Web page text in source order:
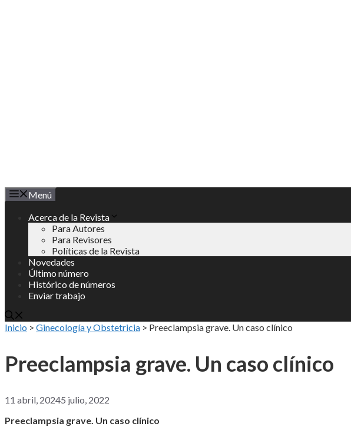
Menú
Acerca de la Revista
Para Autores
Para Revisores
Políticas de la Revista
Novedades
Último número
Histórico de números
Enviar trabajo
Inicio > Ginecología y Obstetricia > Preeclampsia grave. Un caso clínico
Preeclampsia grave. Un caso clínico
11 abril, 20245 julio, 2022
Preeclampsia grave. Un caso clínico